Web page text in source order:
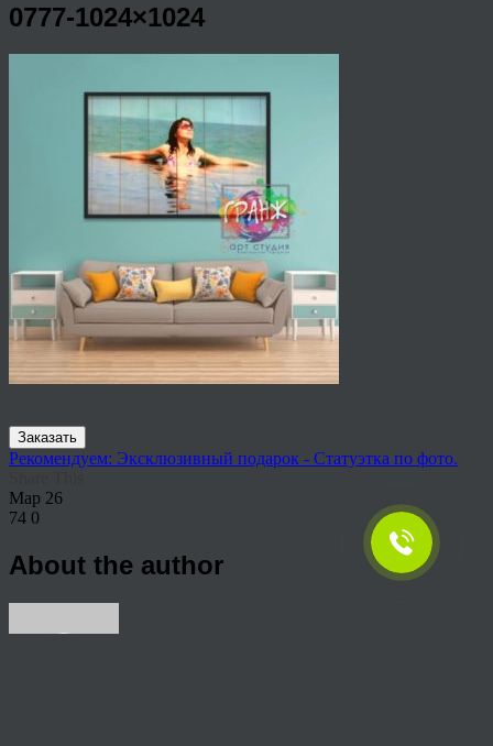
0777-1024×1024
Заказать
Рекомендуем: Эксклюзивный подарок - Статуэтка по фото.
Мар 26
74 0
About the author